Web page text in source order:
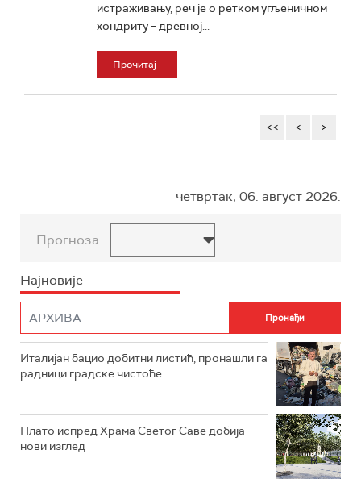
истраживању, реч је о ретком угљеничном
хондриту – древној...
Прочитај
<< < >
четвртак, 06. август 2026.
Прогноза
Најновије
Италијан бацио добитни листић, пронашли га
радници градске чистоће
Плато испред Храма Светог Саве добија
нови изглед